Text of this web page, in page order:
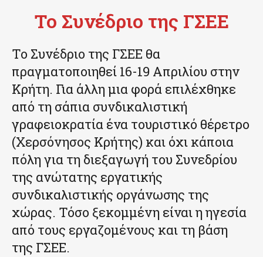
Το Συνέδριο της ΓΣΕΕ
Το Συνέδριο της ΓΣΕΕ θα
πραγματοποιηθεί 16-19 Απριλίου στην
Κρήτη. Για άλλη μια φορά επιλέχθηκε
από τη σάπια συνδικαλιστική
γραφειοκρατία ένα τουριστικό θέρετρο
(Χερσόνησος Κρήτης) και όχι κάποια
πόλη για τη διεξαγωγή του Συνεδρίου
της ανώτατης εργατικής
συνδικαλιστικής οργάνωσης της
χώρας. Τόσο ξεκομμένη είναι η ηγεσία
από τους εργαζομένους και τη βάση
της ΓΣΕΕ.